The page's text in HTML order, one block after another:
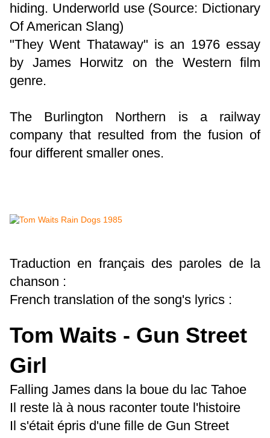
hiding. Underworld use (Source: Dictionary
Of American Slang)
"They Went Thataway" is an 1976 essay
by James Horwitz on the Western film
genre.
The Burlington Northern is a railway
company that resulted from the fusion of
four different smaller ones.
Traduction en français des paroles de la
chanson :
French translation of the song's lyrics :
Tom Waits - Gun Street
Girl
Falling James dans la boue du lac Tahoe
Il reste là à nous raconter toute l'histoire
Il s'était épris d'une fille de Gun Street